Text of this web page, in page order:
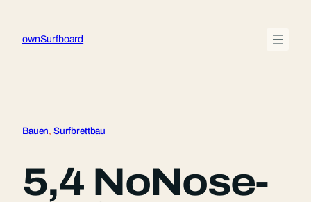
springen
ownSurfboard
Bauen, Surfbrettbau
5,4 NoNose-